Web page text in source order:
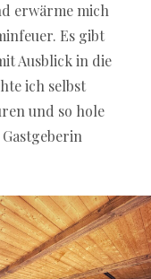
erwärme mich
Es gibt
Ausblick in die
ich selbst
und so hole